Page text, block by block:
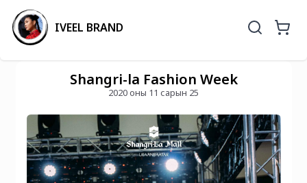
IVEEL BRAND
Shangri-la Fashion Week
2020 оны 11 сарын 25